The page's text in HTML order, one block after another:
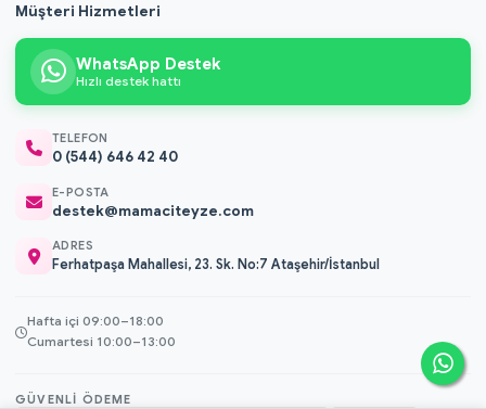
Müşteri Hizmetleri
WhatsApp Destek
Hızlı destek hattı
TELEFON
0 (544) 646 42 40
E-POSTA
destek@mamaciteyze.com
ADRES
Ferhatpaşa Mahallesi, 23. Sk. No:7 Ataşehir/İstanbul
Hafta içi 09:00–18:00
Cumartesi 10:00–13:00
GÜVENLI ÖDEME